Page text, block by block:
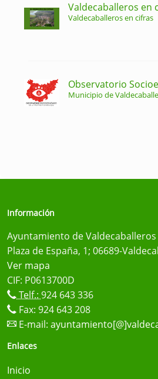
Valdecaballeros en
Valdecaballeros en cifras
Observatorio
Municipio de
Información
Ayuntamiento de Valdecaballeros
Plaza de España, 1; 06689-
Ver mapa
CIF: P0613700D
Telf.: 924 643 336
Fax: 924 643 208
E-mail:
Enlaces
Inicio